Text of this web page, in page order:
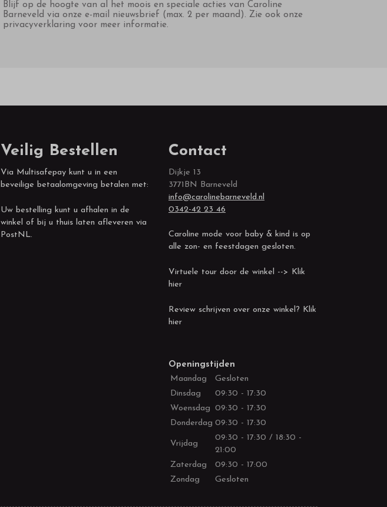
Blijf op de hoogte van al het moois en speciale acties van Caroline
Barneveld via onze e-mail nieuwsbrief (max. 2 per maand). Zie ook onze
privacyverklaring voor meer informatie.
Veilig Bestellen
Via Multisafepay kunt u in een
beveilige betaalomgeving betalen met:
Uw bestelling kunt u afhalen in de
winkel of bij u thuis laten afleveren via
PostNL.
Contact
Dijkje 13
3771BN Barneveld
info@carolinebarneveld.nl
0342-42 23 46
Caroline mode voor baby & kind is op
alle zon- en feestdagen gesloten.
Virtuele tour door de winkel --> Klik
hier
Review schrijven over onze winkel? Klik
hier
Openingstijden
Maandag
Gesloten
Dinsdag
09:30 - 17:30
Woensdag 09:30 - 17:30
Donderdag 09:30 - 17:30
Vrijdag
09:30 - 17:30 / 18:30 -
21:00
Zaterdag
09:30 - 17:00
Zondag
Gesloten